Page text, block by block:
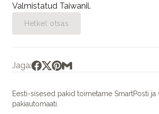
Valmistatud Taiwanil.
Hetkel otsas
Jaga:
Eesti-sisesed pakid toimetame SmartPosti ja
pakiautomaati.